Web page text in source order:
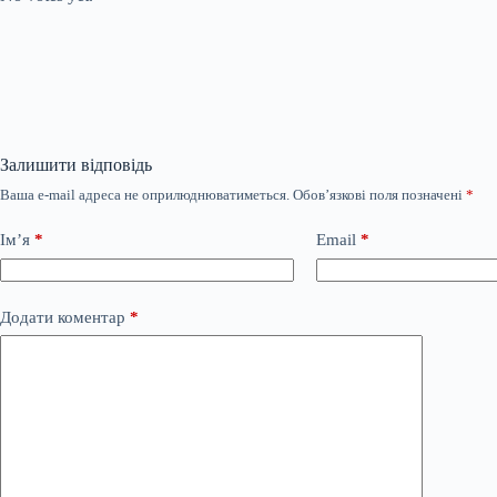
Залишити відповідь
Ваша e-mail адреса не оприлюднюватиметься. Обов’язкові поля позначені *
Ім’я * Email *
Додати коментар *